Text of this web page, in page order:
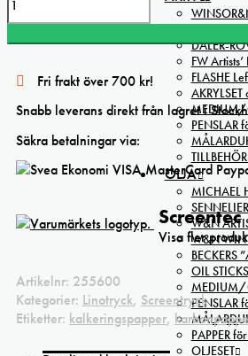
Winsor &
DALER-
FW
FLASHE
AKRYLSET
MEDIUM/
PENSLAR
OLJA
MICHAEL
W&N
W&N
BECKERS
OIL
MEDIUM/
PENSLAR
PAPPER
OLJESET
Transfer
mängdFri frakt över 700 kr!
Snabb leverans direkt från lagret i
Säkra betalningar via:
Screentec
Visa fler
Artikelnr: 255600
Kategorier: Linotryck, Screentryck
Etiketter: kalkeringspapper,